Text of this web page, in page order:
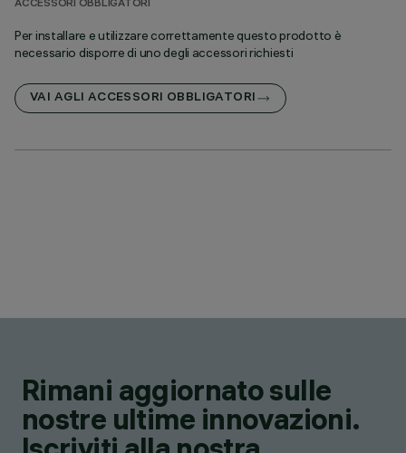
ACCESSORI OBBLIGATORI
Per installare e utilizzare correttamente questo prodotto è
necessario disporre di uno degli accessori richiesti
VAI AGLI ACCESSORI OBBLIGATORI
Rimani aggiornato sulle
nostre ultime innovazioni.